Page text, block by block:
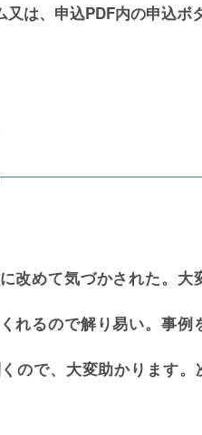
又は、申込PDF内の申込
改めて気づかされた。大
れるので解り易い。事例
ので、大変助かります。